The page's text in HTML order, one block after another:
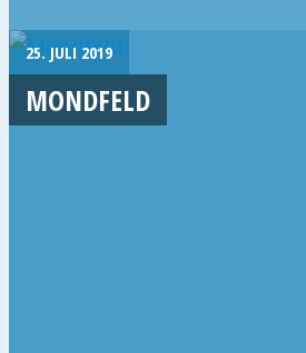
25. JULI 2019
MONDFELD